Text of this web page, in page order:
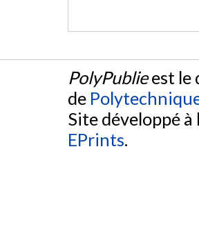
PolyPublieest le
de
Site développé
EPrints.